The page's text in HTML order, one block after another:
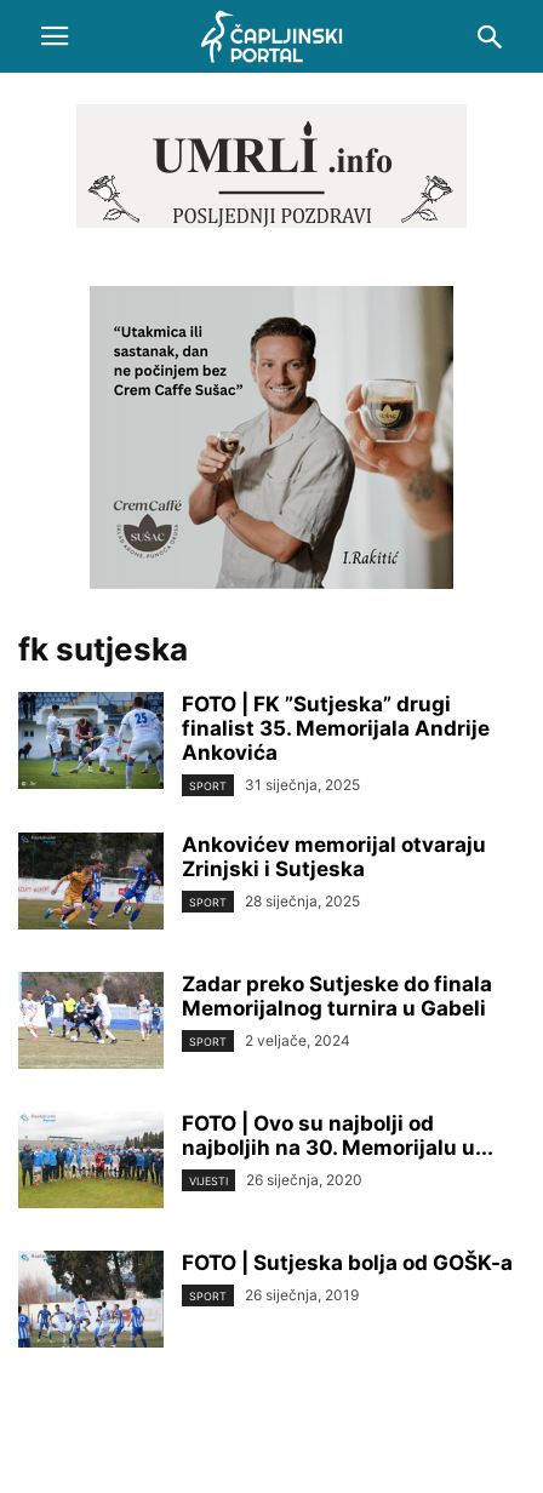
fk sutjeska
FOTO | FK ”Sutjeska” drugi
finalist 35. Memorijala Andrije
Ankovića
SPORT 31 siječnja, 2025
Ankovićev memorijal otvaraju
Zrinjski i Sutjeska
SPORT 28 siječnja, 2025
Zadar preko Sutjeske do finala
Memorijalnog turnira u Gabeli
SPORT 2 veljače, 2024
FOTO | Ovo su najbolji od
najboljih na 30. Memorijalu u...
VIJESTI 26 siječnja, 2020
FOTO | Sutjeska bolja od GOŠK-a
SPORT 26 siječnja, 2019